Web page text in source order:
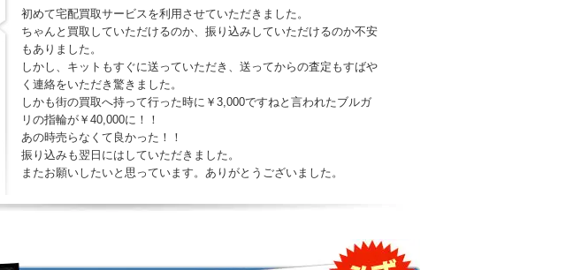
初めて宅配買取サービスを利用させていただきました。
ちゃんと買取していただけるのか、振り込みしていただけるのか不安
もありました。
しかし、キットもすぐに送っていただき、送ってからの査定もすばや
く連絡をいただき驚きました。
しかも街の買取へ持って行った時に￥3,000ですねと言われたブルガ
リの指輪が￥40,000に！！
あの時売らなくて良かった！！
振り込みも翌日にはしていただきました。
またお願いしたいと思っています。ありがとうございました。